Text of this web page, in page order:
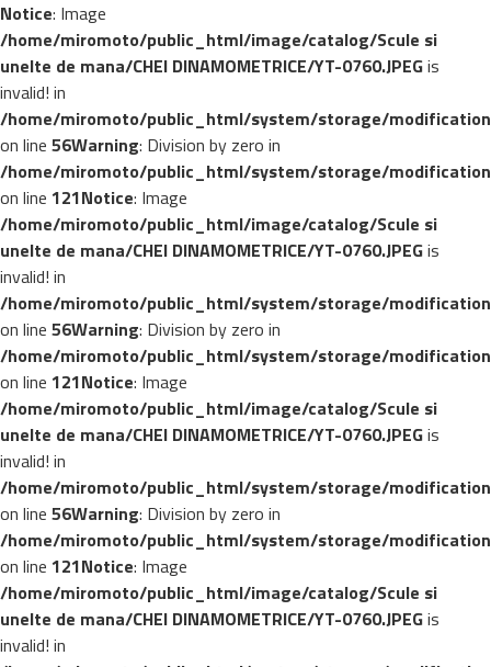
Notice: Image
/home/miromoto/public_html/image/catalog/Scule si
unelte de mana/CHEI DINAMOMETRICE/YT-0760.JPEGis
invalid! in
/home/miromoto/public_html/system/storage/
on line 56Warning: Division by zero in
/home/miromoto/public_html/system/storage/
on line 121Notice: Image
/home/miromoto/public_html/image/catalog/Scule si
unelte de mana/CHEI DINAMOMETRICE/YT-0760.JPEGis
invalid! in
/home/miromoto/public_html/system/storage/
on line 56Warning: Division by zero in
/home/miromoto/public_html/system/storage/
on line 121Notice: Image
/home/miromoto/public_html/image/catalog/Scule si
unelte de mana/CHEI DINAMOMETRICE/YT-0760.JPEGis
invalid! in
/home/miromoto/public_html/system/storage/
on line 56Warning: Division by zero in
/home/miromoto/public_html/system/storage/
on line 121Notice: Image
/home/miromoto/public_html/image/catalog/Scule si
unelte de mana/CHEI DINAMOMETRICE/YT-0760.JPEGis
invalid! in